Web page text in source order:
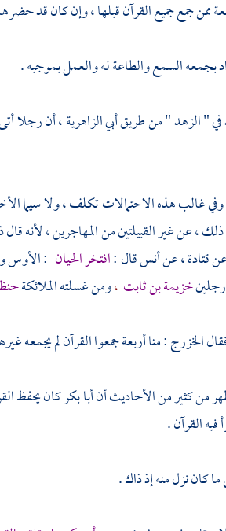
ممن جمع جميع القرآن قبلها ، وإن كان قد
بجمعه السمع والطاعة له والعمل بموجبه .
في " الزهد " من طريقأبي الزاهرية، أن رجلا
غالب هذه الاحتمالات تكلف ، ولا سيما
، عن غير القبيلتين منالمهاجرين، لأنه
عنقتادة ،عنأنسقال :افتخر الحيان :الأوس
خزيمة بن ثابت ،ومن غسلته الملائكة
الخزرج: منا أربعة جمعوا القرآن لم يجمعه
من كثير من الأحاديث أنأبا بكركان يحفظ
القرآن .
كان نزل منه إذ ذاك .